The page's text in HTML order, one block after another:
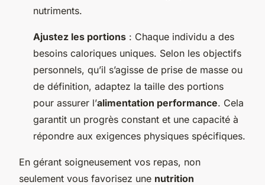
nutriments.
Ajustez les portions : Chaque individu a des
besoins caloriques uniques. Selon les objectifs
personnels, qu’il s’agisse de prise de masse ou
de définition, adaptez la taille des portions
pour assurer l’alimentation performance. Cela
garantit un progrès constant et une capacité à
répondre aux exigences physiques spécifiques.
En gérant soigneusement vos repas, non
seulement vous favorisez une nutrition